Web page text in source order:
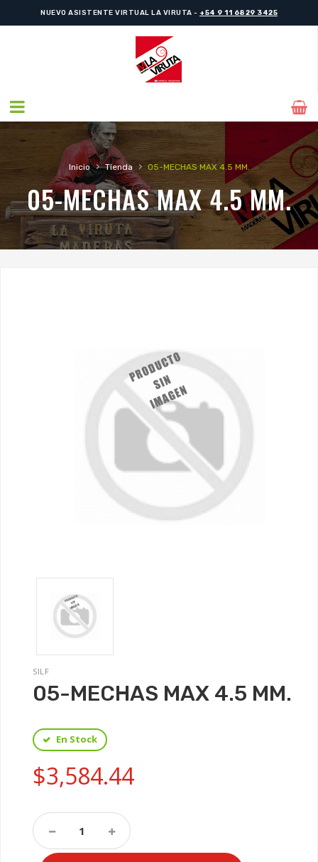
NUEVO ASISTENTE VIRTUAL LA VIRUTA - +54 9 11 6829 3425
Inicio › Tienda › 05-MECHAS MAX 4.5 MM.
05-MECHAS MAX 4.5 MM.
SILF
05-MECHAS MAX 4.5 MM.
En Stock
$3,584.44